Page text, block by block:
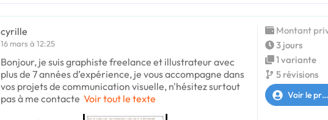
cyrille
16 mars à 12:25
Bonjour, je suis graphiste freelance et illustrateur avec
plus de 7 années d’expérience, je vous accompagne dans
vos projets de communication visuelle, n'hésitez surtout
pas à me contacte Voir tout le texte
Montant
3 jours
1 variante
5 révisions
Voir le profil